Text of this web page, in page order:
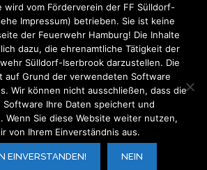
der FF Sülldorf-Iserbrook e.V.
wird vom Förderverein der FF Sülldorf-
Impressum) betrieben. Sie ist keine
der Feuerwehr Hamburg! Die Inhalte
dazu, die ehrenamtliche Tätigkeit der
Sülldorf-Iserbrook darzustellen. Die
auf Grund der verwendeten Software
Wir können nicht ausschließen, dass die
Ihre Daten speichert und
Wenn Sie diese Website weiter nutzen,
von Ihrem Einverständnis aus.
EINVERSTANDEN! NEIN